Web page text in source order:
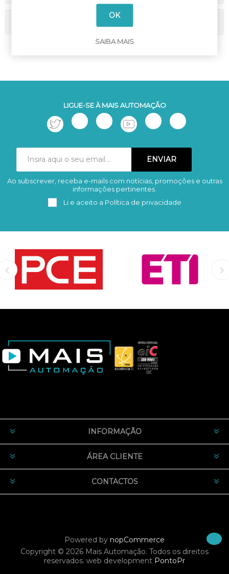
LIGUE-SE À MAIS AUTOMAÇÃO
Subscrever Remover
Ao subscrever, receba e-mails com notícias, promoções e outras
informações pertinentes.
Li e aceito a Política de privacidade
INFORMAÇÃO
ÁREA CLIENTE
CONTACTOS
Powered by nopCommerce
Copyright © 2026 Mais Automação. Todos os direitos
reservados. web development PontoPr
OK
SAIBA MAIS